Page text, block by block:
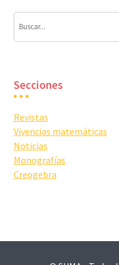
Secciones
Revistas
Vivencias matemáticas
Noticias
Monografías
Creogebra